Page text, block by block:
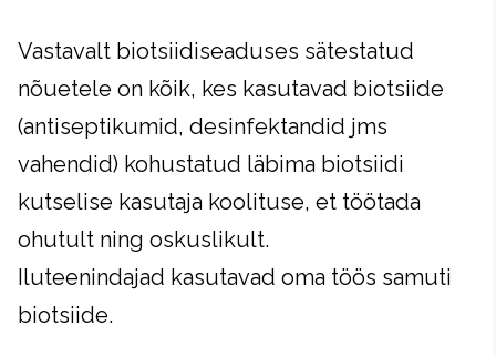
Vastavalt biotsiidiseaduses sätestatud
nõuetele on kõik, kes kasutavad biotsiide
(antiseptikumid, desinfektandid jms
vahendid) kohustatud läbima biotsiidi
kutselise kasutaja koolituse, et töötada
ohutult ning oskuslikult.
Iluteenindajad kasutavad oma töös samuti
biotsiide.